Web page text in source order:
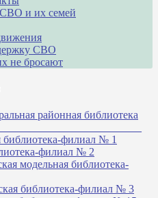
и их семей
СВО
не бросают
районная библиотека
библиотека-филиал № 1
филиал № 2
модельная библиотека-
библиотека-филиал № 3